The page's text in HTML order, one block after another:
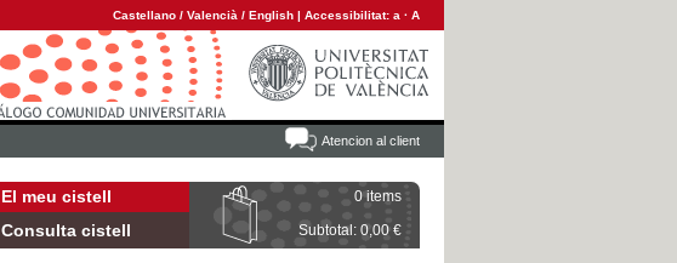
Castellano / Valencià / English | Accessibilitat: a · A
Atencion al client
El meu cistell 0 items
Consulta cistell Subtotal: 0,00 €